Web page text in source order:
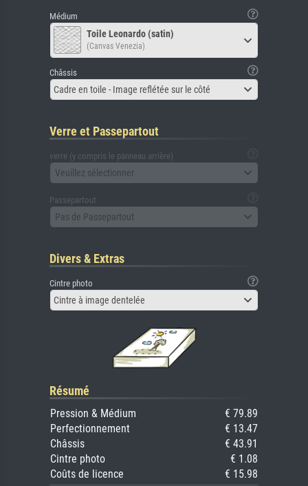
Médium
Toile Leonardo (satin)
(Canvas Venezia)
Châssis
Cadre en toile - Image reflétée sur le côté
Verre et Passepartout
verre (y compris le panneau arrière)
Veuillez sélectionner
Passepartout
Pas de Passepartout
Divers & Extras
Cintre photo
Cintre à image dentelée
Résumé
Pression & Médium
€ 79.89
Perfectionnement
€ 13.47
Châssis
€ 43.91
Cintre photo
€ 1.08
Coûts de licence
€ 15.98